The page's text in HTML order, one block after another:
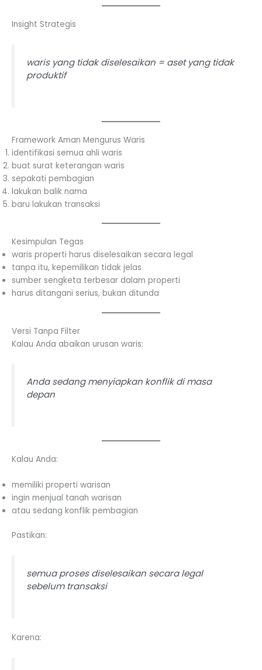
Insight Strategis
waris yang tidak diselesaikan = aset yang tidak
produktif
Framework Aman Mengurus Waris
identifikasi semua ahli waris
buat surat keterangan waris
sepakati pembagian
lakukan balik nama
baru lakukan transaksi
Kesimpulan Tegas
waris properti harus diselesaikan secara legal
tanpa itu, kepemilikan tidak jelas
sumber sengketa terbesar dalam properti
harus ditangani serius, bukan ditunda
Versi Tanpa Filter
Kalau Anda abaikan urusan waris:
Anda sedang menyiapkan konflik di masa
depan
Kalau Anda:
memiliki properti warisan
ingin menjual tanah warisan
atau sedang konflik pembagian
Pastikan:
semua proses diselesaikan secara legal
sebelum transaksi
Karena: